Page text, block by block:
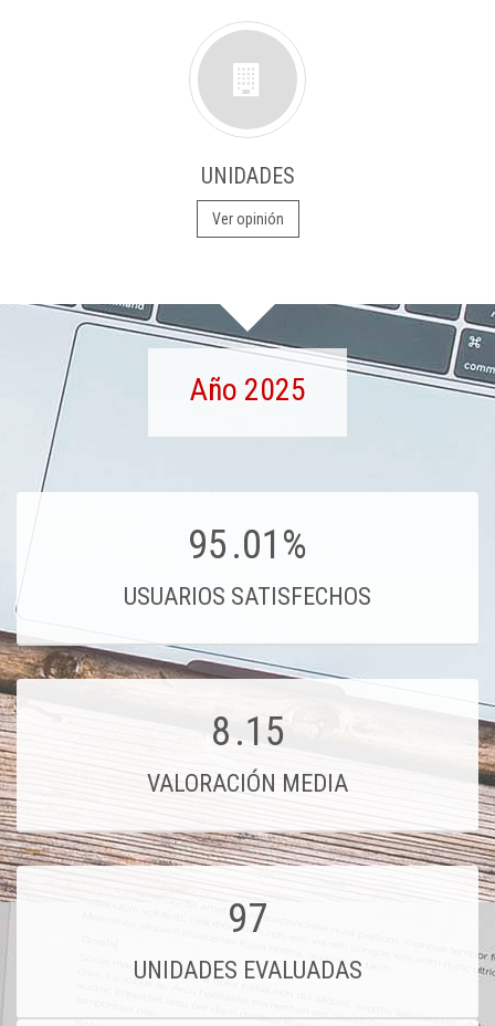
UNIDADES
Ver opinión
Año 2025
95.01%
USUARIOS SATISFECHOS
8.15
VALORACIÓN MEDIA
97
UNIDADES EVALUADAS